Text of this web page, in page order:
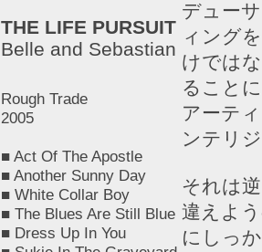
THE LIFE PURSUIT
Belle and Sebastian
Rough Trade
2005
■ Act Of The Apostle
■ Another Sunny Day
■ White Collar Boy
■ The Blues Are Still Blue
■ Dress Up In You
デュー
ィング
けでは
ること
アーテ
ンテリ
それは
違えよ
にしっ